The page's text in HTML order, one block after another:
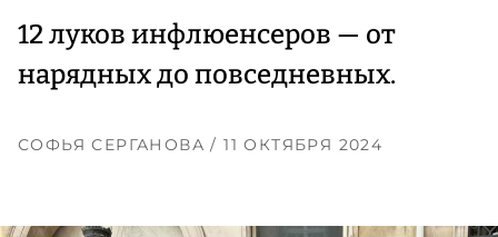
12 луков инфлюенсеров — от
нарядных до повседневных.
СОФЬЯ СЕРГАНОВА/ 11 ОКТЯБРЯ 2024